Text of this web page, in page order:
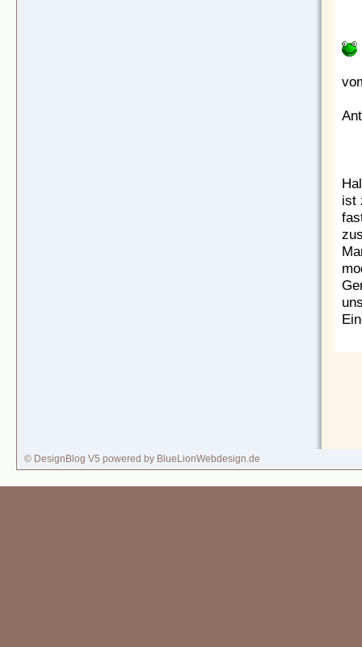
ist
© DesignBlog V5 powered by BlueLionWebdesign.de